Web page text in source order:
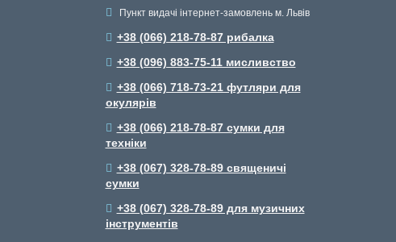
Пункт видачі інтернет-замовлень м. Львів
+38 (066) 218-78-87 рибалка
+38 (096) 883-75-11 мисливство
+38 (066) 718-73-21 футляри для
окулярів
+38 (066) 218-78-87 сумки для
техніки
+38 (067) 328-78-89 священичі
сумки
+38 (067) 328-78-89 для музичних
інструментів